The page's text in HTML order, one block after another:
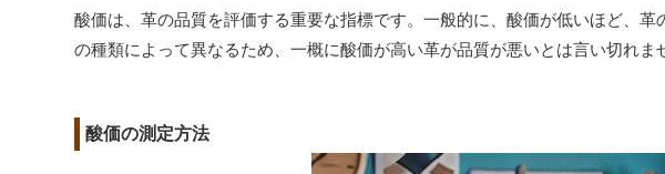
酸価は、革の品質を評価する重要な指標です。一般的に、酸価が低いほど、
の種類によって異なるため、一概に酸価が高い革が品質が悪いとは言い切れま
酸価の測定方法